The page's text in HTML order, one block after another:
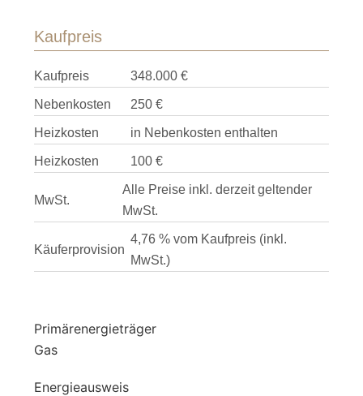
Kaufpreis
Kaufpreis 348.000 €
Nebenkosten 250 €
Heizkosten in Nebenkosten enthalten
Heizkosten 100 €
MwSt.
Alle Preise inkl. derzeit geltender
MwSt.
Käuferprovision
4,76 % vom Kaufpreis (inkl.
MwSt.)
Primärenergieträger
Gas
Energieausweis